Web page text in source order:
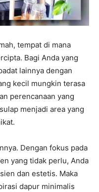
tempat di mana
Bagi Anda yang
lainnya dengan
kecil mungkin terasa
perencanaan yang
menjadi area yang
Dengan fokus pada
yang tidak perlu, Anda
dan estetis. Maka
dapur minimalis